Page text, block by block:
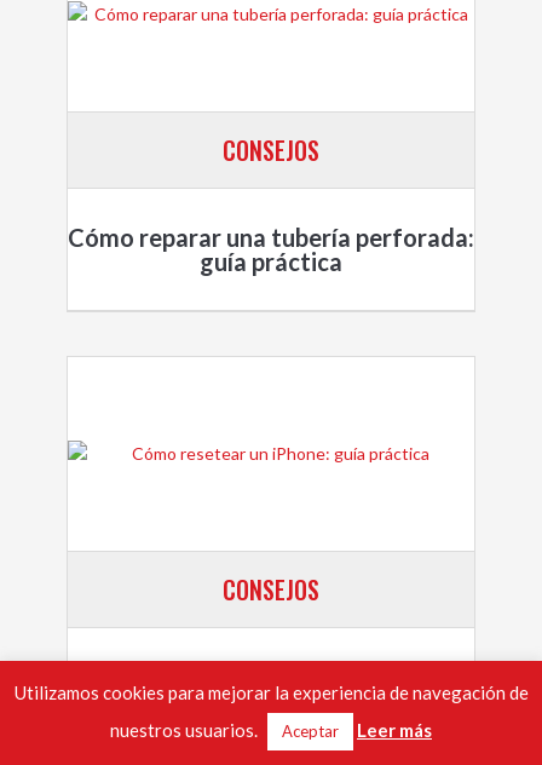
CONSEJOS
Cómo reparar una tubería perforada:
guía práctica
CONSEJOS
práctica
Utilizamos cookies para mejorar la experiencia de navegación de
nuestros usuarios.
Aceptar Leer más